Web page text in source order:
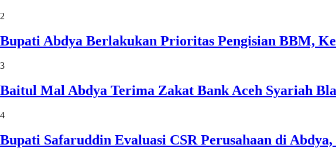
2
Bupati Abdya Berlakukan Prioritas Pengisian BBM,
3
Baitul Mal Abdya Terima Zakat Bank Aceh Syariah
4
Bupati Safaruddin Evaluasi CSR Perusahaan di